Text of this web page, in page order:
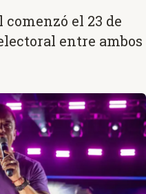
el 23 de
entre ambos